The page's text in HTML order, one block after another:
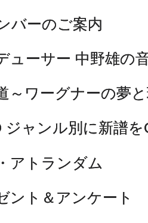
バーのご案内
ーサー 中野雄の
～ワーグナーの夢
ャンル別に新譜を
アトランダム
ト＆アンケート